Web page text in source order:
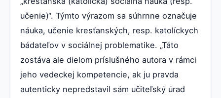
učenie)“. Týmto výrazom sa súhrnne označuje
náuka, učenie kresťanských, resp. katolíckych
bádateľov v sociálnej problematike. „Táto
zostáva ale dielom príslušného autora v rámci
jeho vedeckej kompetencie, ak ju pravda
autenticky nepredstavil sám učiteľský úrad